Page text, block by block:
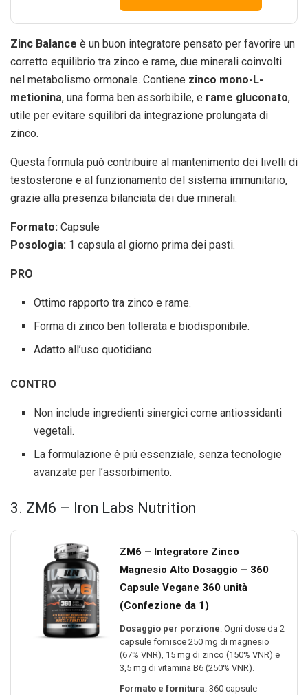
Zinc Balance è un buon integratore pensato per favorire un
corretto equilibrio tra zinco e rame, due minerali coinvolti
nel metabolismo ormonale. Contiene zinco mono-L-
metionina, una forma ben assorbibile, e rame gluconato,
utile per evitare squilibri da integrazione prolungata di
zinco.
Questa formula può contribuire al mantenimento dei livelli di
testosterone e al funzionamento del sistema immunitario,
grazie alla presenza bilanciata dei due minerali.
Formato: Capsule
Posologia: 1 capsula al giorno prima dei pasti.
PRO
Ottimo rapporto tra zinco e rame.
Forma di zinco ben tollerata e biodisponibile.
Adatto all’uso quotidiano.
CONTRO
Non include ingredienti sinergici come antiossidanti
vegetali.
La formulazione è più essenziale, senza tecnologie
avanzate per l’assorbimento.
3. ZM6 – Iron Labs Nutrition
ZM6 – Integratore Zinco
Magnesio Alto Dosaggio – 360
Capsule Vegane 360 unità
(Confezione da 1)
Dosaggio per porzione: Ogni dose da 2
capsule fornisce 250 mg di magnesio
(67% VNR), 15 mg di zinco (150% VNR) e
3,5 mg di vitamina B6 (250% VNR).
Formato e fornitura: 360 capsule